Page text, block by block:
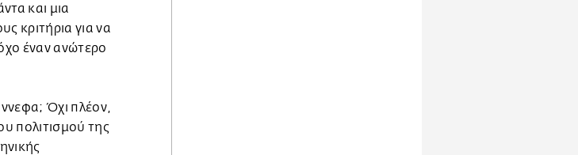
και μια
κριτήρια για να
έναν ανώτερο
Όχι πλέον,
πολιτισμού της